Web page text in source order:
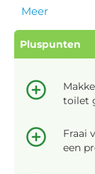
Meer
Pluspunten
toilet
Fraai
een